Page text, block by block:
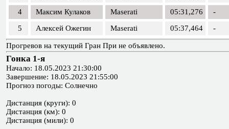
4
Максим Кулаков Maserati 05:31,276
-
5
Алексей Ожегин Maserati 05:37,464 -
Прогревов на текущий Гран При не объявлено.
Гонка 1-я
Начало: 18.05.2023 21:30:00
Завершение: 18.05.2023 21:55:00
Прогноз погоды: Солнечно
Дистанция (круги): 0
Дистанция (км): 0
Дистанция (мили): 0